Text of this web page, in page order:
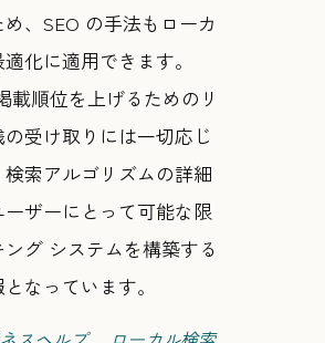
、SEO の手法もローカ
化に適用できます。
載順位を上げるためのリ
受け取りには一切応じ
索アルゴリズムの詳細
ザーにとって可能な限
ング システムを構築する
なっています。